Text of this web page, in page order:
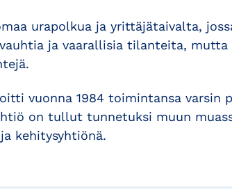
urapolkua ja yrittäjätaivalta,
ja vaarallisia tilanteita, mutta
vuonna 1984 toimintansa varsin
on tullut tunnetuksi muun
kehitysyhtiönä.